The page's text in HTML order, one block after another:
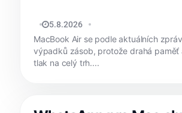
JAN HOLEŠ
5.8.2026
MacBook Air se podle aktuálních
výpadků zásob, protože drahá paměť
tlak na celý trh....